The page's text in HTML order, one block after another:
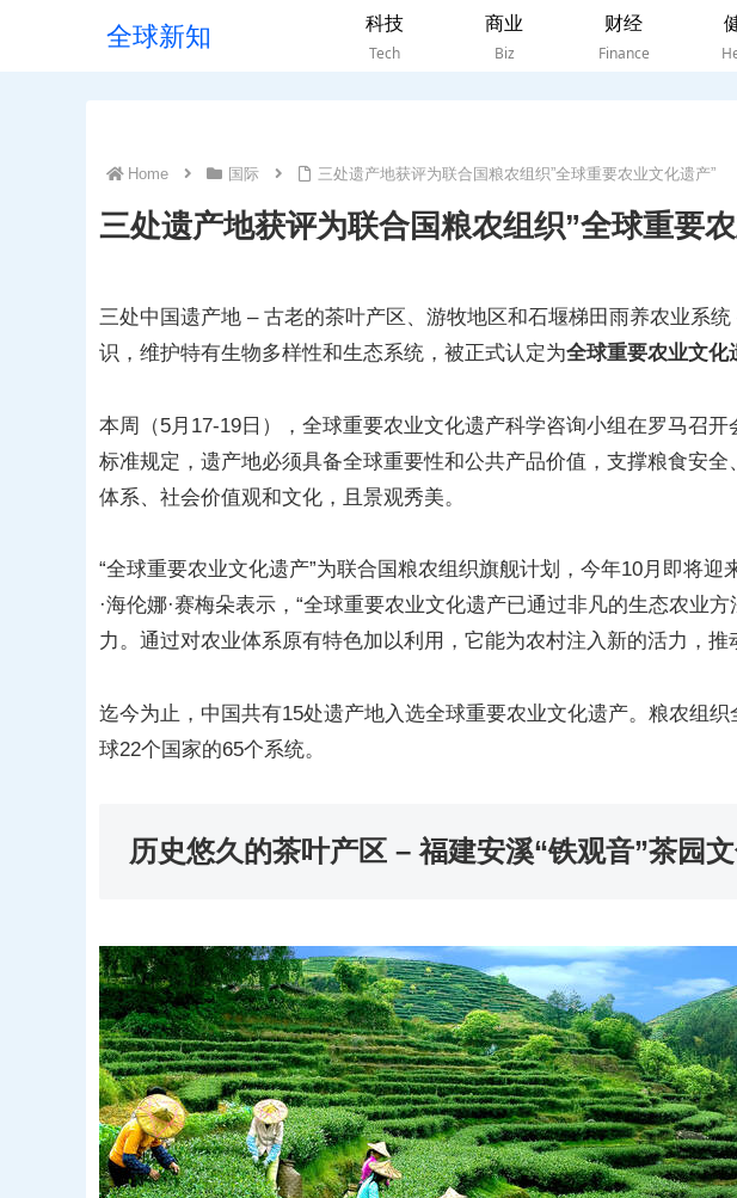
全球新知
科技
Tech
商业
Biz
财经
Finance
Home 国际 三处遗产地获评为联合国粮农组织”全球重要农业文化遗产”
三处遗产地获评为联合国粮农组织”全球重要
三处中国遗产地 – 古老的茶叶产区、游牧地区和石堰梯田雨养农业系
识，维护特有生物多样性和生态系统，被正式认定为全球重要农业文化
本周（5月17-19日），全球重要农业文化遗产科学咨询小组在罗马召
标准规定，遗产地必须具备全球重要性和公共产品价值，支撑粮食安
体系、社会价值观和文化，且景观秀美。
“全球重要农业文化遗产”为联合国粮农组织旗舰计划，今年10月即将迎
·海伦娜·赛梅朵表示，“全球重要农业文化遗产已通过非凡的生态农业
力。通过对农业体系原有特色加以利用，它能为农村注入新的活力，推
迄今为止，中国共有15处遗产地入选全球重要农业文化遗产。粮农组
球22个国家的65个系统。
历史悠久的茶叶产区 – 福建安溪“铁观音”茶园